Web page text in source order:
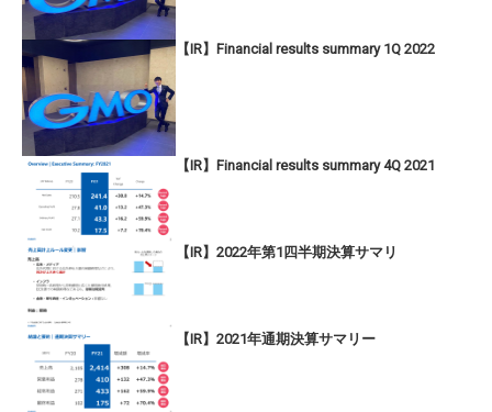
【IR】Financial results summary 1Q 2022
【IR】Financial results summary 4Q 2021
【IR】2022年第1四半期決算サマリ
【IR】2021年通期決算サマリー